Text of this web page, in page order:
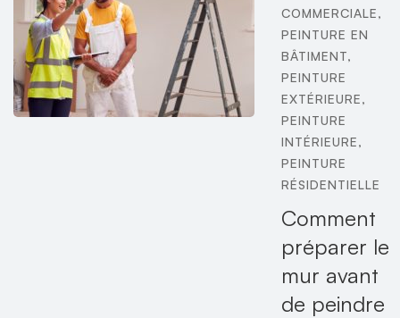
COMMERCIALE,
PEINTURE EN
BÂTIMENT,
PEINTURE
EXTÉRIEURE,
PEINTURE
INTÉRIEURE,
PEINTURE
RÉSIDENTIELLE
Comment
préparer le
mur avant
de peindre